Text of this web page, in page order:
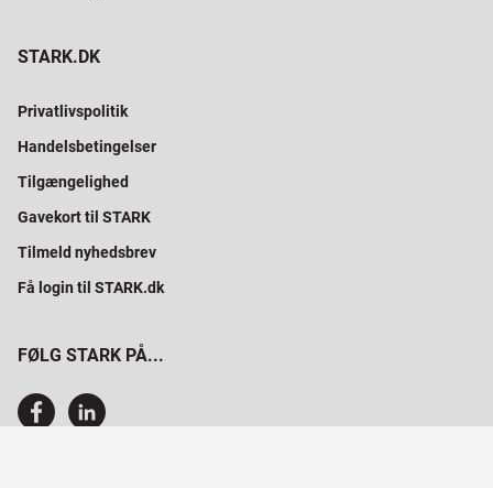
STARK.DK
Privatlivspolitik
Handelsbetingelser
Tilgængelighed
Gavekort til STARK
Tilmeld nyhedsbrev
Få login til STARK.dk
FØLG STARK PÅ...